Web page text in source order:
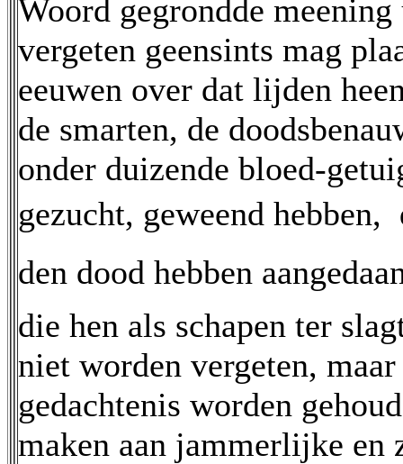
Woord gegrondde
vergeten geensints mag
eeuwen over dat lijden
de smarten, de
onder duizende bloed-
gezucht, geweend hebben,
den dood hebben
die hen als schapen ter
niet worden vergeten,
gedachtenis worden
maken aan jammerlijke en